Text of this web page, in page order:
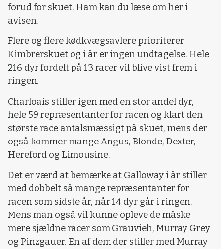
forud for skuet. Ham kan du læse om her i
avisen.
Flere og flere kødkvægsavlere prioriterer
Kimbrerskuet og i år er ingen undtagelse. Hele
216 dyr fordelt på 13 racer vil blive vist frem i
ringen.
Charloais stiller igen med en stor andel dyr,
hele 59 repræsentanter for racen og klart den
største race antalsmæssigt på skuet, mens der
også kommer mange Angus, Blonde, Dexter,
Hereford og Limousine.
Det er værd at bemærke at Galloway i år stiller
med dobbelt så mange repræsentanter for
racen som sidste år, når 14 dyr går i ringen.
Mens man også vil kunne opleve de måske
mere sjældne racer som Grauvieh, Murray Grey
og Pinzgauer. En af dem der stiller med Murray